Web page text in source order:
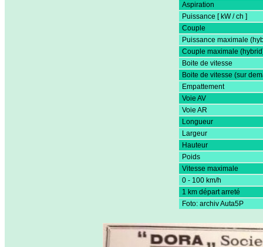
Aspiration
Puissance [ kW / ch ]
Couple
Puissance maximale
Couple maximale
Boite de vitesse
Boite de vitesse (sur
Empattement
Voie AV
Voie AR
Longueur
Largeur
Hauteur
Poids
Vitesse maximale
0 - 100 km/h
1 km départ arreté
Foto: archiv Auta5P